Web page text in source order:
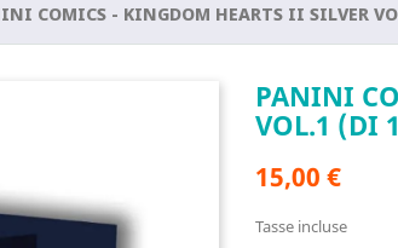
COMICS - KINGDOM HEARTS II SILVER
PANINI
VOL.1 (DI
15,00 €
Tasse incluse